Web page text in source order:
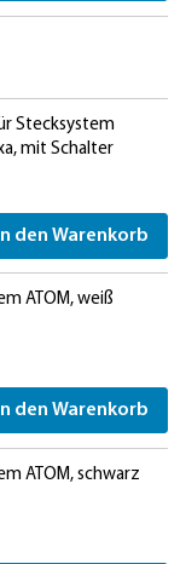
Stecksystem
mit Schalter
In den Warenkorb
ATOM, weiß
In den Warenkorb
ATOM, schwarz